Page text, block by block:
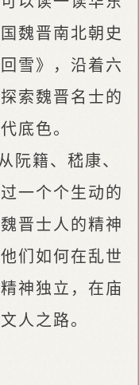
魏晋南北朝史
雪》，沿着六
索魏晋名士的
底色。
阮籍、嵇康、
一个个生动的
晋士人的精神
们如何在乱世
神独立，在庙
人之路。